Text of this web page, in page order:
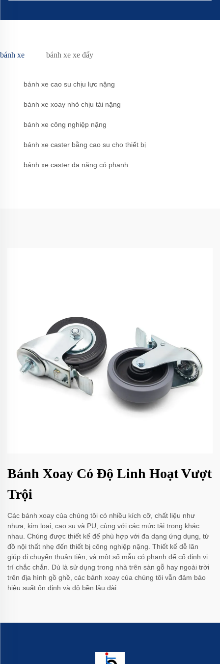
bánh xe bánh xe xe đẩy
bánh xe cao su chịu lực nặng
bánh xe xoay nhỏ chịu tải nặng
bánh xe công nghiệp nặng
bánh xe caster bằng cao su cho thiết bị
bánh xe caster đa năng có phanh
Bánh Xoay Có Độ Linh Hoạt Vượt
Trội
Các bánh xoay của chúng tôi có nhiều kích cỡ, chất liệu như
nhựa, kim loại, cao su và PU, cùng với các mức tải trọng khác
nhau. Chúng được thiết kế để phù hợp với đa dạng ứng dụng, từ
đồ nội thất nhẹ đến thiết bị công nghiệp nặng. Thiết kế dễ lăn
giúp di chuyển thuận tiện, và một số mẫu có phanh để cố định vị
trí chắc chắn. Dù là sử dụng trong nhà trên sàn gỗ hay ngoài trời
trên địa hình gồ ghề, các bánh xoay của chúng tôi vẫn đảm bảo
hiệu suất ổn định và độ bền lâu dài.